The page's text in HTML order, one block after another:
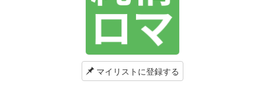
マイリストに登録する